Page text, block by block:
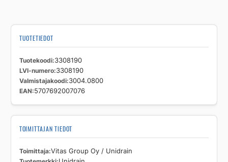
TUOTETIEDOT
Tuotekoodi 3308190
LVI-numero 3308190
Valmistajakoodi 3004.0800
EAN 5707692007076
TOIMITTAJAN TIEDOT
Toimittaja Vitas Group Oy / Unidrain